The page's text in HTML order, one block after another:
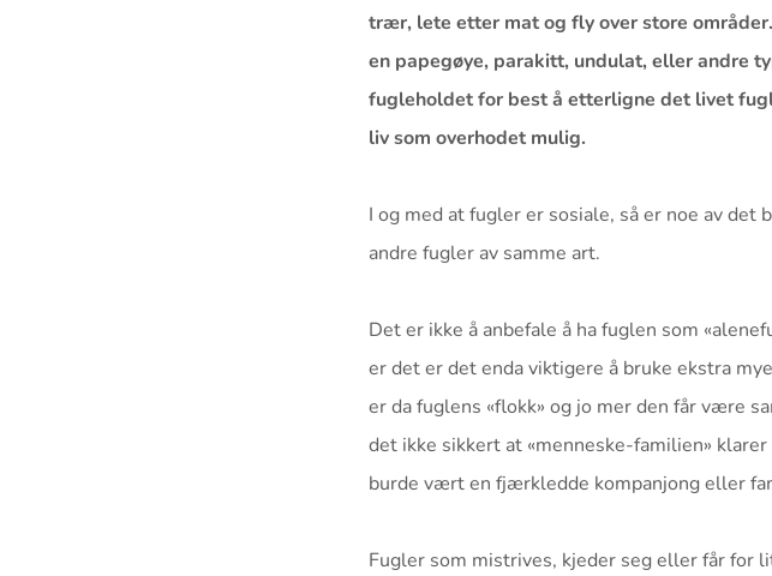
trær, lete etter mat og fly over store
en papegøye, parakitt, undulat, eller andre
fugleholdet for best å etterligne det livet
liv som overhodet mulig.
I og med at fugler er sosiale, så er noe av
andre fugler av samme art.
Det er ikke å anbefale å ha fuglen som
er det er det enda viktigere å bruke ekstra
er da fuglens «flokk» og jo mer den får være
det ikke sikkert at «menneske-familien»
burde vært en fjærkledde kompanjong eller
Fugler som mistrives, kjeder seg eller får for